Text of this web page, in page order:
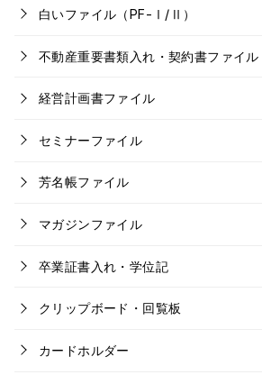
白いファイル（PF-Ⅰ/Ⅱ）
不動産重要書類入れ・契約書ファイル
経営計画書ファイル
セミナーファイル
芳名帳ファイル
マガジンファイル
卒業証書入れ・学位記
クリップボード・回覧板
カードホルダー